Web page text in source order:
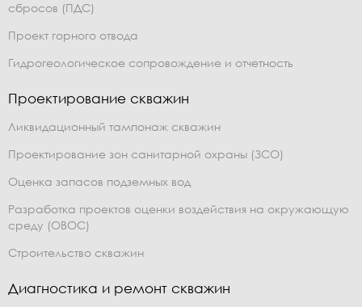
сбросов (ПДС)
Проект горного отвода
Гидрогеологическое сопровождение и отчетность
Проектирование скважин
Ликвидационный тампонаж скважин
Проектирование зон санитарной охраны (ЗСО)
Оценка запасов подземных вод
Разработка проектов оценки воздействия на окружающую
среду (ОВОС)
Строительство скважин
Диагностика и ремонт скважин